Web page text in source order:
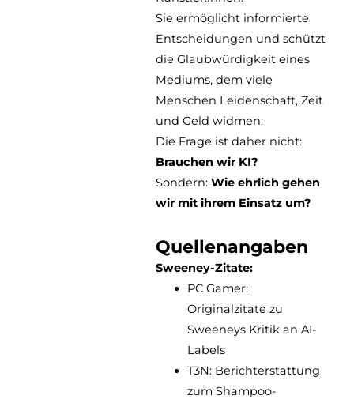
Sie ermöglicht informierte
Entscheidungen und schützt
die Glaubwürdigkeit eines
Mediums, dem viele
Menschen Leidenschaft, Zeit
und Geld widmen.
Die Frage ist daher nicht:
Brauchen wir KI?
Sondern: Wie ehrlich gehen
wir mit ihrem Einsatz um?
Quellenangaben
Sweeney-Zitate:
PC Gamer:
Originalzitate zu
Sweeneys Kritik an AI-
Labels
T3N: Berichterstattung
zum Shampoo-